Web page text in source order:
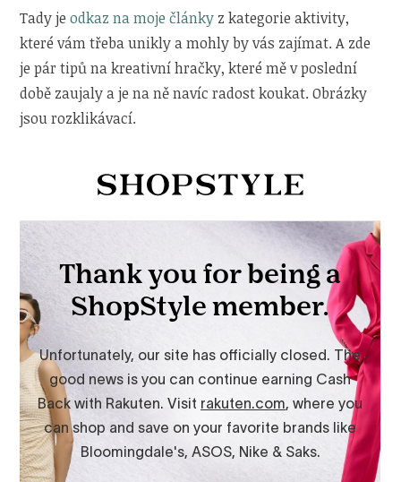
Tady jeodkaz na moje články z kategorie aktivity,
které vám třeba unikly a mohly by vás zajímat. A zde
je pár tipů na kreativní hračky, které mě v poslední
době zaujaly a je na ně navíc radost koukat. Obrázky
jsou rozklikávací.